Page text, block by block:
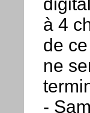
à 4
de
ne
-